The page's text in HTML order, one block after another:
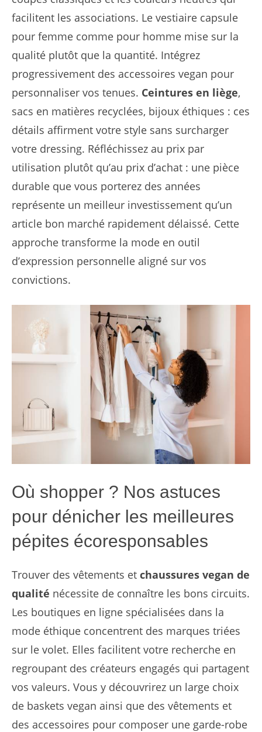
facilitent les associations. Le vestiaire capsule
pour femme comme pour homme mise sur la
qualité plutôt que la quantité. Intégrez
progressivement des accessoires vegan pour
personnaliser vos tenues. Ceintures en liège,
sacs en matières recyclées, bijoux éthiques : ces
détails affirment votre style sans surcharger
votre dressing. Réfléchissez au prix par
utilisation plutôt qu’au prix d’achat : une pièce
durable que vous porterez des années
représente un meilleur investissement qu’un
article bon marché rapidement délaissé. Cette
approche transforme la mode en outil
d’expression personnelle aligné sur vos
convictions.
Où shopper ? Nos astuces
pour dénicher les meilleures
pépites écoresponsables
Trouver des vêtements et chaussures vegan de
qualité nécessite de connaître les bons circuits.
Les boutiques en ligne spécialisées dans la
mode éthique concentrent des marques triées
sur le volet. Elles facilitent votre recherche en
regroupant des créateurs engagés qui partagent
vos valeurs. Vous y découvrirez un large choix
de baskets vegan ainsi que des vêtements et
des accessoires pour composer une garde-robe